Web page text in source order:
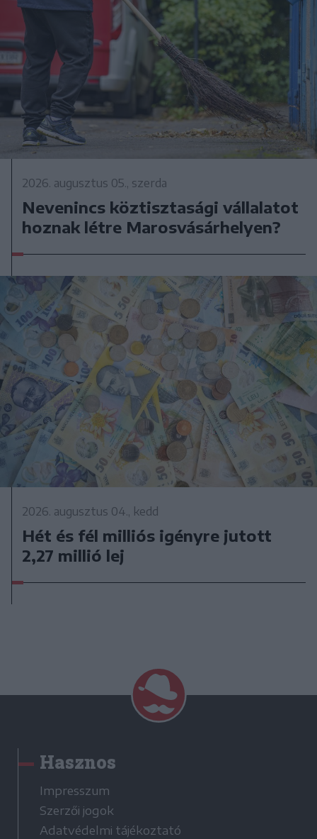
2026. augusztus 05., szerda
Nevenincs köztisztasági vállalatot
hoznak létre Marosvásárhelyen?
2026. augusztus 04., kedd
Hét és fél milliós igényre jutott
2,27 millió lej
Hasznos
Impresszum
Szerzői jogok
Adatvédelmi tájékoztató